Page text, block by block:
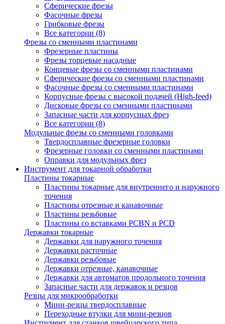
Сферические фрезы
Фасочные фрезы
Грибковые фрезы
Все категории (8)
Фрезы со сменными пластинами
Фрезерные пластины
Фрезы торцевые насадные
Концевые фрезы со сменными пластинами
Сферические фрезы со сменными пластинами
Фасочные фрезы со сменными пластинами
Корпусные фрезы с высокой подачей (High-feed)
Дисковые фрезы со сменными пластинами
Запасные части для корпусных фрез
Все категории (8)
Модульные фрезы со сменными головками
Твердосплавные фрезерные головки
Фрезерные головки со сменными пластинами
Оправки для модульных фрез
Инструмент для токарной обработки
Пластины токарные
Пластины токарные для внутреннего и наружного
точения
Пластины отрезные и канавочные
Пластины резьбовые
Пластины со вставками PCBN и PCD
Державки токарные
Державки для наружного точения
Державки расточные
Державки резьбовые
Державки отрезные, канавочные
Державки для автоматов продольного точения
Запасные части для державок и резцов
Резцы для микрообработки
Мини-резцы твердосплавные
Переходные втулки для мини-резцов